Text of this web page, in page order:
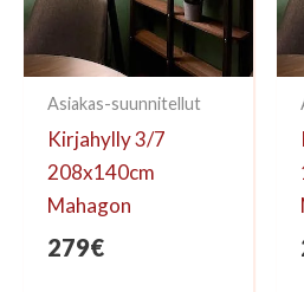
Asiakas-suunnitellut
Kirjahylly 3/7
208x140cm
Mahagon
279€